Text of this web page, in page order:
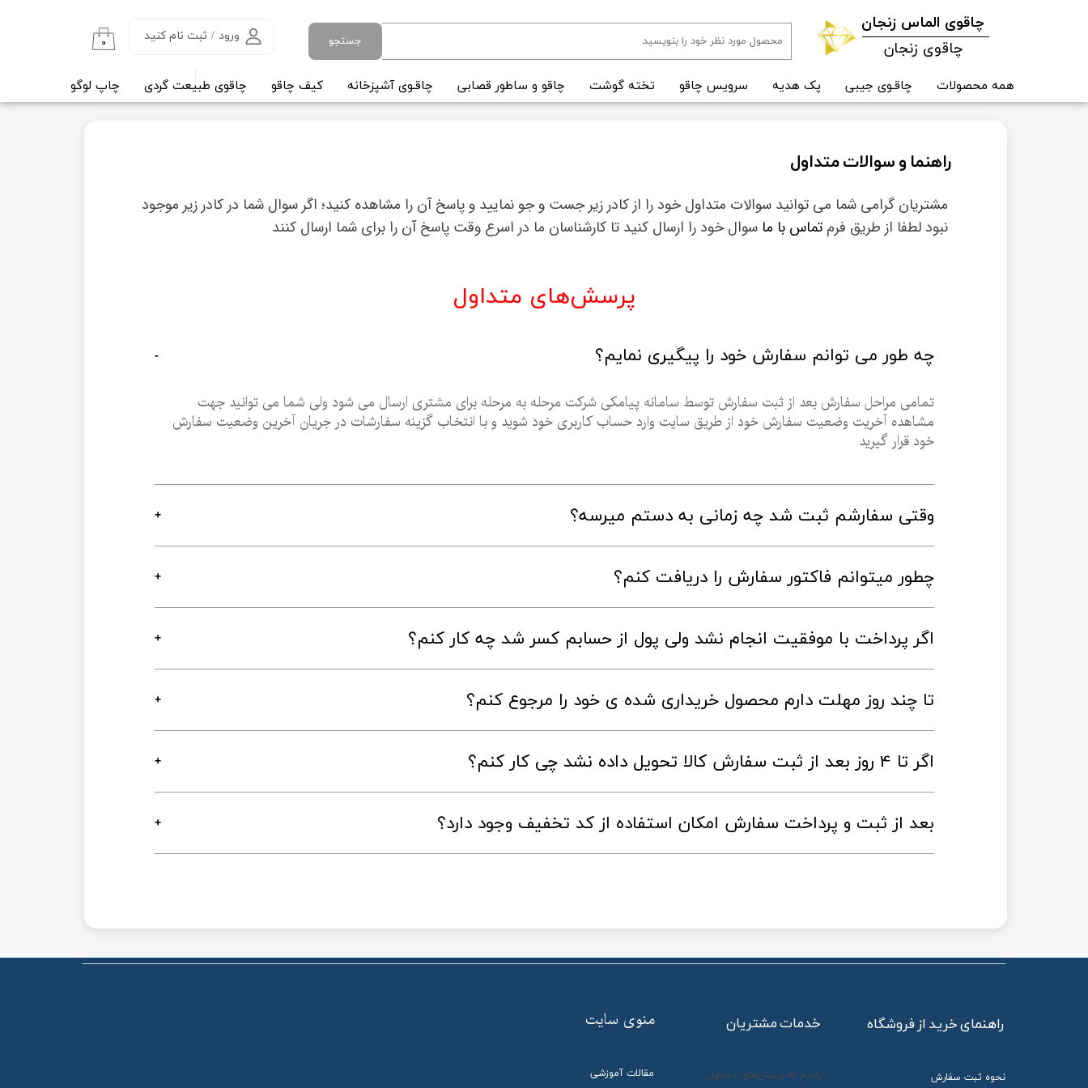
​چاقوی الماس زنجان
چاقوی زنجان
ورود / ثبت نام کنید
تغییر گذر واژه
۰
همه محصولات چاقـوی جیبی پک هدیه سرویس چاقو تخته گوشت چاقو و ساطور قصابی چاقـوی آشپزخانه کیف چاقو چاقوی طبیعت گردی چاپ لوگو
جستجو
راهنما و سوالات متداول
​​مشتریان گرامی شما می توانید سوالات متداول خود را از کادر زیر جست و جو نمایید و پاسخ آن را مشاهده کنید؛ اگر سوال شما در کادر زیر موجود
نبود لطفا از طریق فرم تماس با ما سوال خود را ارسال کنید تا کارشناسان ما در اسرع وقت پاسخ آن را برای شما ارسال کنند
پرسش‌های متداول
چه طور می توانم سفارش خود را پیگیری نمایم؟
خود قرار گیرید
وقتی سفارشم ثبت شد چه زمانی به دستم میرسه؟
چطور میتوانم فاکتور سفارش را دریافت کنم؟
اگر پرداخت با موفقیت انجام نشد ولی پول از حسابم کسر شد چه کار کنم؟
تا چند روز مهلت دارم محصول خریداری شده ی خود را مرجوع کنم؟
اگر تا 4 روز بعد از ثبت سفارش کالا تحویل داده نشد چی کار کنم؟
بعد از ثبت و پرداخت سفارش امکان استفاده از کد تخفیف وجود دارد؟
راهنمای خرید از فروشگاه
نحوه ثبت سفارش
خدمات مشتریان
پاسخ به پرسش‌های متداول مقالات آموزشی
​منوی سایت